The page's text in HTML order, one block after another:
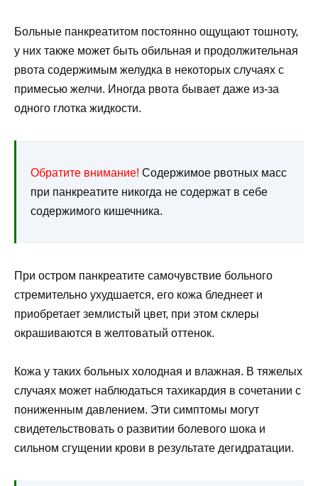
Больные панкреатитом постоянно ощущают тошноту,
у них также может быть обильная и продолжительная
рвота содержимым желудка в некоторых случаях с
примесью желчи. Иногда рвота бывает даже из-за
одного глотка жидкости.
Обратите внимание! Содержимое рвотных масс
при панкреатите никогда не содержат в себе
содержимого кишечника.
При остром панкреатите самочувствие больного
стремительно ухудшается, его кожа бледнеет и
приобретает землистый цвет, при этом склеры
окрашиваются в желтоватый оттенок.
Кожа у таких больных холодная и влажная. В тяжелых
случаях может наблюдаться тахикардия в сочетании с
пониженным давлением. Эти симптомы могут
свидетельствовать о развитии болевого шока и
сильном сгущении крови в результате дегидратации.